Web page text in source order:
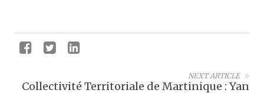
NEXT ARTICLE
Collectivité Territoriale de Martinique : Yan